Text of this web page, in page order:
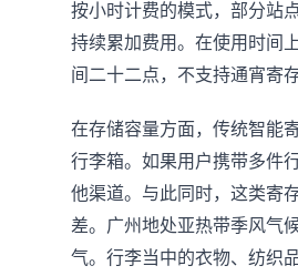
按小时计费的模式，部分站
持续累加费用。在使用时间
间二十二点，不支持通宵寄
在存储容量方面，传统智能
行李箱。如果用户携带多件
他渠道。与此同时，这类寄
差。广州地处亚热带季风气
气。行李当中的衣物、纺织